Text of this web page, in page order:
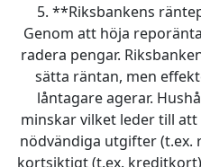
5. **Riksbankens
Genom att höja
radera pengar.
sätta räntan, men
låntagare agerar.
minskar vilket leder till
nödvändiga utgifter (t.ex.
kortsiktigt (t.ex.